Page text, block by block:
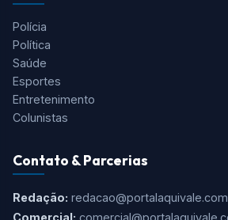
Polícia
Política
Saúde
Esportes
Entretenimento
Colunistas
Contato & Parcerias
Redação:
Comercial: